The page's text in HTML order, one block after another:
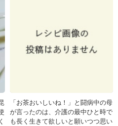
「お茶おいしいね！」と闘病中の母
が言ったのは、介護の最中ひと時で
も長く生きて欲しいと願いつつ思い